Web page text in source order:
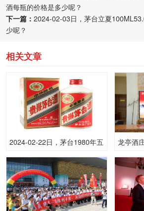
酒每瓶的价格是多少呢？
下一篇： 2024-02-03日，茅台立夏
少呢？
相关文章
2024-02-22日，茅台1980年五
酒每瓶的价格是多少呢？
龙亭酒